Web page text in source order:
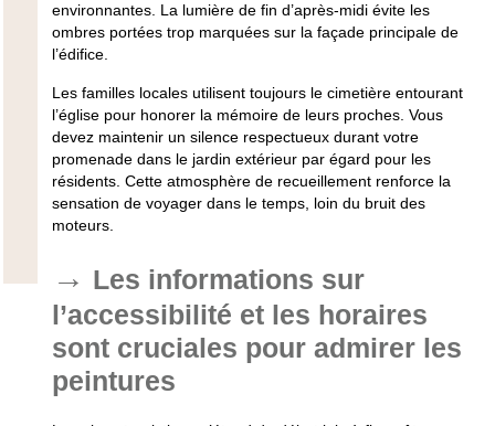
environnantes. La lumière de fin d’après-midi évite les
ombres portées trop marquées sur la façade principale de
l’édifice.
Les familles locales utilisent toujours le cimetière entourant
l’église pour honorer la mémoire de leurs proches. Vous
devez maintenir un silence respectueux durant votre
promenade dans le jardin extérieur par égard pour les
résidents. Cette atmosphère de recueillement renforce la
sensation de voyager dans le temps, loin du bruit des
moteurs.
Les informations sur
l’accessibilité et les horaires
sont cruciales pour admirer les
peintures